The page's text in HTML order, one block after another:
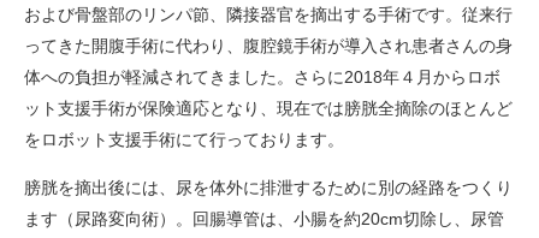
および骨盤部のリンパ節、隣接器官を摘出する手術です。従来行
ってきた開腹手術に代わり、腹腔鏡手術が導入され患者さんの身
体への負担が軽減されてきました。さらに2018年４月からロボ
ット支援手術が保険適応となり、現在では膀胱全摘除のほとんど
をロボット支援手術にて行っております。
膀胱を摘出後には、尿を体外に排泄するために別の経路をつくり
ます（尿路変向術）。回腸導管は、小腸を約20cm切除し、尿管